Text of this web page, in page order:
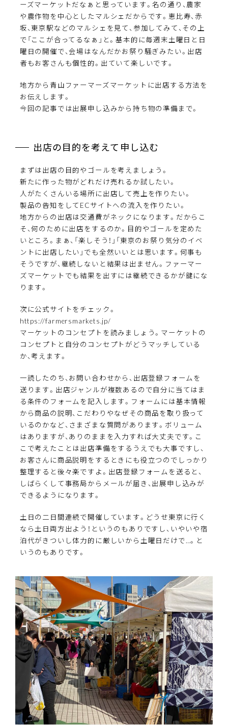
ーズマーケットだなぁと思っています。名の通り、農家
や農作物を中心としたマルシェだからです。恵比寿、赤
坂、東京駅などのマルシェを見て、参加してみて、その上
で「ここが合ってるなぁ」と。基本的に毎週末土曜日と日
曜日の開催で、会場はなんだかお祭り騒ぎみたい。出店
者もお客さんも個性的。出ていて楽しいです。
地方から青山ファーマーズマーケットに出店する方法を
お伝えします。
今回の記事では出展申し込みから持ち物の準備まで。
出店の目的を考えて申し込む
まずは出店の目的やゴールを考えましょう。
新たに作った物がどれだけ売れるか試したい。
人がたくさんいる場所に出店して売上を作りたい。
製品の告知をしてECサイトへの流入を作りたい。
地方からの出店は交通費がネックになります。だからこ
そ、何のために出店をするのか。目的やゴールを定めた
いところ。まぁ、「楽しそう！」「東京のお祭り気分のイベ
ントに出店したい」でも全然いいとは思います。何事も
そうですが、継続しないと結果は出ません。ファーマー
ズマーケットでも結果を出すには継続できるかが鍵にな
ります。
次に公式サイトをチェック。
https://farmersmarkets.jp/
マーケットのコンセプトを読みましょう。マーケットの
コンセプトと自分のコンセプトがどうマッチしている
か、考えます。
一読したのち、お問い合わせから、出店登録フォームを
送ります。出店ジャンルが複数あるので自分に当てはま
る条件のフォームを記入します。フォームには基本情報
から商品の説明、こだわりやなぜその商品を取り扱って
いるのかなど、さまざまな質問があります。ボリューム
はありますが、ありのままを入力すれば大丈夫です。こ
こで考えたことは出店準備をするうえでも大事ですし、
お客さんに商品説明をするときにも役立つのでしっかり
整理すると後々楽ですよ。出店登録フォームを送ると、
しばらくして事務局からメールが届き、出展申し込みが
できるようになります。
土日の二日間連続で開催しています。どうせ東京に行く
なら土日両方出よう！というのもありですし、いやいや宿
泊代がきついし体力的に厳しいから土曜日だけで…。と
いうのもありです。